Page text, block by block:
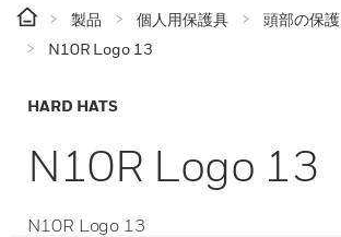
製品 個人用保護具 頭部の保護
N10R Logo 13
HARD HATS
N10R Logo 13
N10R Logo 13